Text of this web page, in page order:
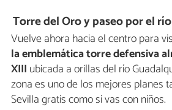
Torre del Oro y paseo por el
Vuelve ahora hacia el centro para
la emblemática torre defensiva
XIII ubicada a orillas del río
zona es uno de los mejores planes
Sevilla gratis como si vas con niños.